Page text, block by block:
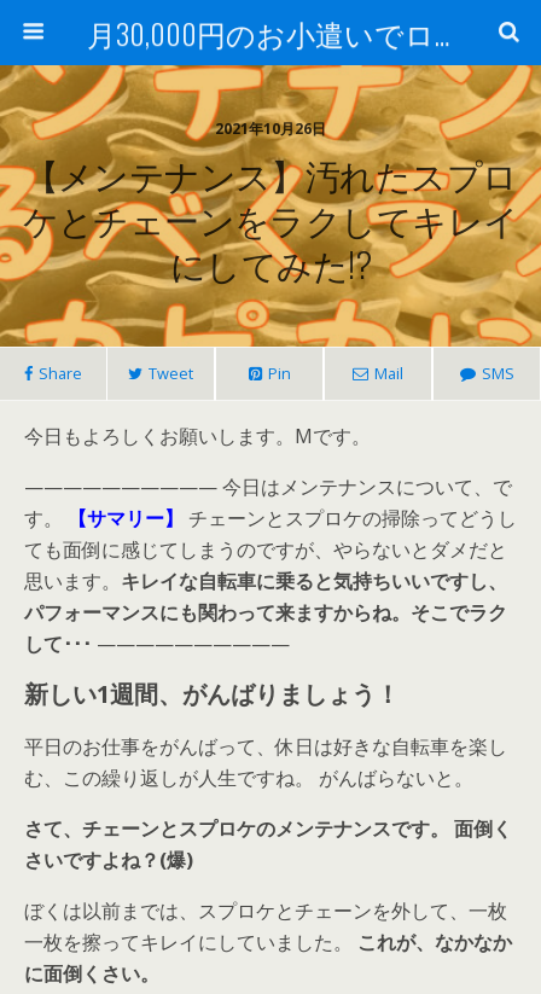
月30,000円のお小遣いでロードバイク
2021年10月26日
【メンテナンス】汚れたスプロ
ケとチェーンをラクしてキレイ
にしてみた!?
Share Tweet Pin Mail SMS
今日もよろしくお願いします。Mです。
—————————— 今日はメンテナンスについて、で
す。
【サマリー】
チェーンとスプロケの掃除ってどうし
ても面倒に感じてしまうのですが、やらないとダメだと
思います。 キレイな自転車に乗ると気持ちいいですし、
パフォーマンスにも関わって来ますからね。そこでラク
して･･･ ——————————
新しい1週間、がんばりましょう！
平日のお仕事をがんばって、休日は好きな自転車を楽し
む、この繰り返しが人生ですね。 がんばらないと。
さて、チェーンとスプロケのメンテナンスです。
面倒く
さいですよね？(爆)
ぼくは以前までは、スプロケとチェーンを外して、一枚
一枚を擦ってキレイにしていました。 これが、なかなか
に面倒くさい。